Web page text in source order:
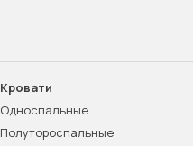
Кровати
Односпальные
Полутороспальные